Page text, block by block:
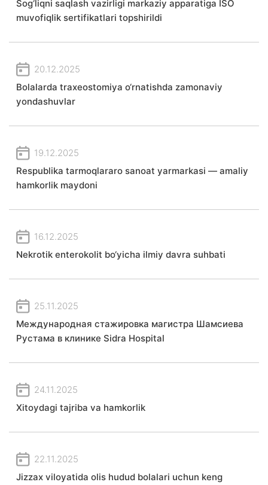
Sog‘liqni saqlash vazirligi markaziy apparatiga ISO
muvofiqlik sertifikatlari topshirildi
20.12.2025
Bolalarda traxeostomiya o‘rnatishda zamonaviy
yondashuvlar
19.12.2025
Respublika tarmoqlararo sanoat yarmarkasi — amaliy
hamkorlik maydoni
16.12.2025
Nekrotik enterokolit bo‘yicha ilmiy davra suhbati
25.11.2025
Международная стажировка магистра Шамсиева
Рустама в клинике Sidra Hospital
24.11.2025
Xitoydagi tajriba va hamkorlik
22.11.2025
Jizzax viloyatida olis hudud bolalari uchun keng